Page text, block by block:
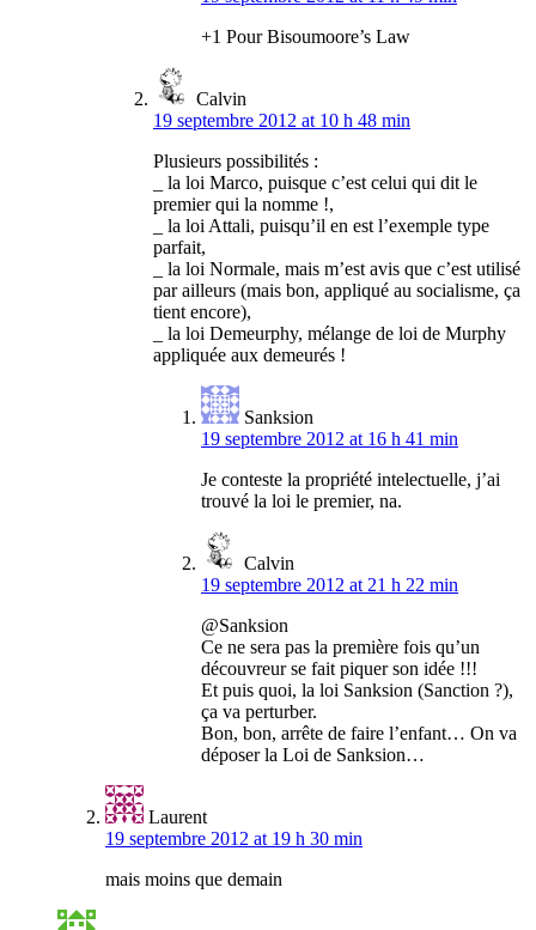
+1 Pour Bisoumoore’s Law
Calvin
19 septembre 2012 at 10 h 48 min
Plusieurs possibilités :
_ la loi Marco, puisque c’est celui qui dit le
premier qui la nomme !,
_ la loi Attali, puisqu’il en est l’exemple type
parfait,
_ la loi Normale, mais m’est avis que c’est utilisé
par ailleurs (mais bon, appliqué au socialisme, ça
tient encore),
_ la loi Demeurphy, mélange de loi de Murphy
appliquée aux demeurés !
Sanksion
19 septembre 2012 at 16 h 41 min
Je conteste la propriété intelectuelle, j’ai
trouvé la loi le premier, na.
Calvin
19 septembre 2012 at 21 h 22 min
@Sanksion
Ce ne sera pas la première fois qu’un
découvreur se fait piquer son idée !!!
Et puis quoi, la loi Sanksion (Sanction ?),
ça va perturber.
Bon, bon, arrête de faire l’enfant… On va
déposer la Loi de Sanksion…
Laurent
19 septembre 2012 at 19 h 30 min
mais moins que demain